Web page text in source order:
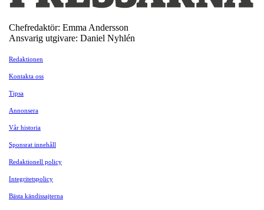
Chefredaktör: Emma Andersson
Ansvarig utgivare: Daniel Nyhlén
Redaktionen
Kontakta oss
Tipsa
Annonsera
Vår historia
Sponsrat innehåll
Redaktionell policy
Integritetspolicy
Bästa kändissajterna